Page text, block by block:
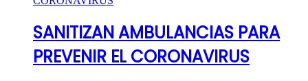
SANITIZAN AMBULANCIAS PARA
PREVENIR EL CORONAVIRUS